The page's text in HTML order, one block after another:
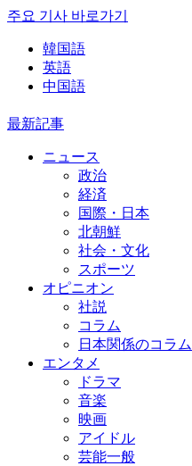
주요 기사 바로가기
韓国語
英語
中国語
最新記事
ニュース
政治
経済
国際・日本
北朝鮮
社会・文化
スポーツ
オピニオン
社説
コラム
日本関係のコラム
エンタメ
ドラマ
音楽
映画
アイドル
芸能一般